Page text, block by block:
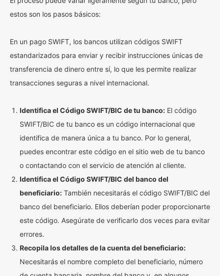
estos son los pasos básicos:
En un pago SWIFT, los bancos utilizan códigos SWIFT
estandarizados para enviar y recibir instrucciones únicas de
transferencia de dinero entre sí, lo que les permite realizar
transacciones seguras a nivel internacional.
Identifica el Código SWIFT/BIC de tu banco: El código
SWIFT/BIC de tu banco es un código internacional que
identifica de manera única a tu banco. Por lo general,
puedes encontrar este código en el sitio web de tu banco
o contactando con el servicio de atención al cliente.
Identifica el Código SWIFT/BIC del banco del
beneficiario: También necesitarás el código SWIFT/BIC del
banco del beneficiario. Ellos deberían poder proporcionarte
este código. Asegúrate de verificarlo dos veces para evitar
errores.
Recopila los detalles de la cuenta del beneficiario:
Necesitarás el nombre completo del beneficiario, número